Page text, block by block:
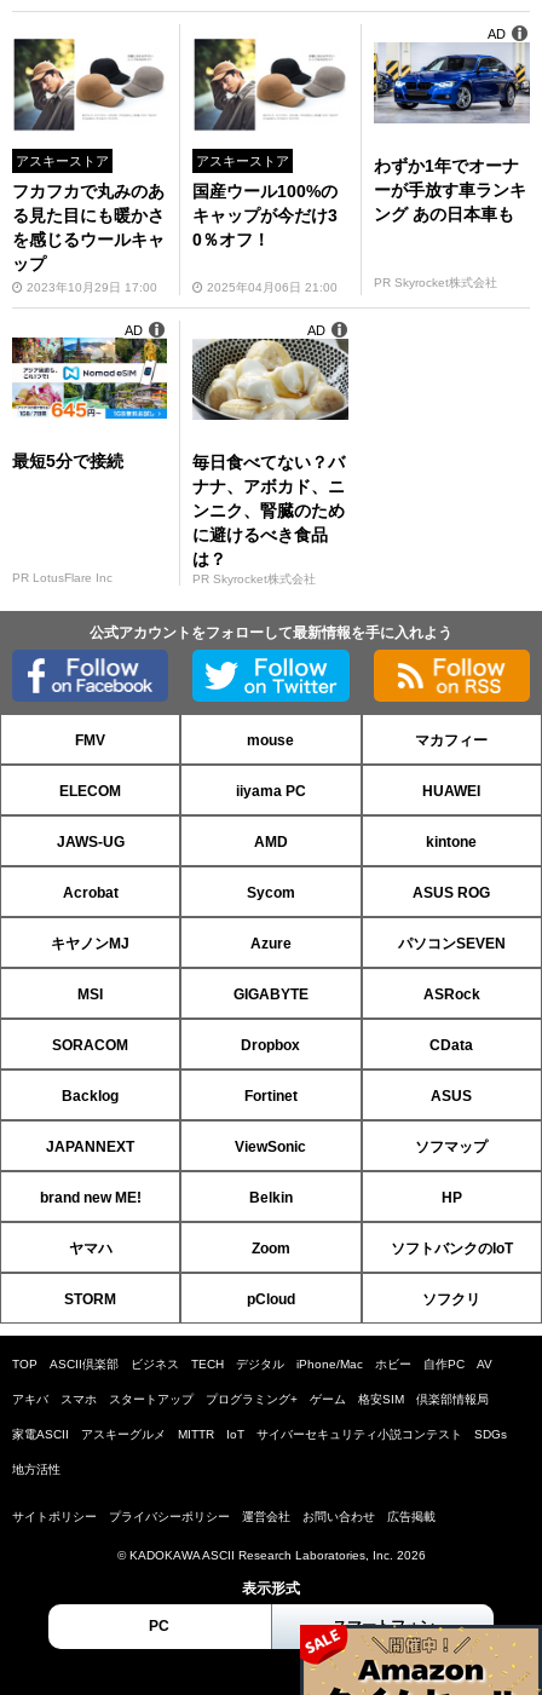
アスキーストア
フカフカで丸みのあ
る見た目にも暖かさ
を感じるウールキャ
ップ
2023年10月29日 17:00
アスキーストア
国産ウール100%の
キャップが今だけ3
0％オフ！
2025年04月06日 21:00
わずか1年でオーナ
ーが手放す車ランキ
ング あの日本車も
PR Skyrocket株式会社
AD
最短5分で接続
PR LotusFlare Inc
AD
毎日食べてない？バ
ナナ、アボカド、ニ
ンニク、腎臓のため
に避けるべき食品
は？
PR Skyrocket株式会社
AD
公式アカウントをフォローして最新情報を手に入れよう
FMV mouse マカフィー
ELECOM iiyama PC HUAWEI
JAWS-UG AMD kintone
Acrobat Sycom ASUS ROG
キヤノンMJ Azure パソコンSEVEN
MSI GIGABYTE ASRock
SORACOM Dropbox CData
Backlog Fortinet ASUS
JAPANNEXT ViewSonic ソフマップ
brand new ME! Belkin HP
ヤマハ Zoom ソフトバンクのIoT
STORM pCloud ソフクリ
TOP ASCII倶楽部 ビジネス TECH デジタル iPhone/Mac ホビー 自作PC AV
アキバ スマホ スタートアップ プログラミング+ ゲーム 格安SIM 倶楽部情報局
家電ASCII アスキーグルメ MITTR IoT サイバーセキュリティ小説コンテスト SDGs
地方活性
サイトポリシー プライバシーポリシー 運営会社 お問い合わせ 広告掲載
© KADOKAWA ASCII Research Laboratories, Inc. 2026
表示形式
PC スマートフォン